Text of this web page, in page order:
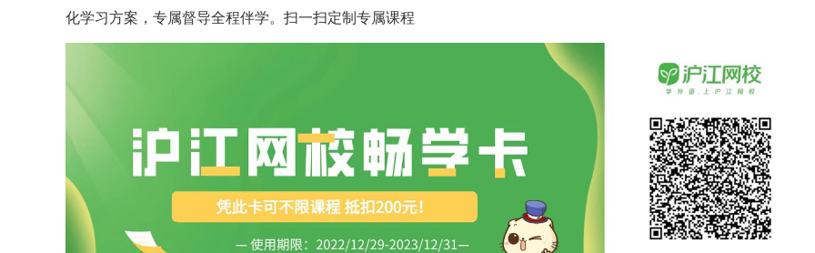
化学习方案，专属督导全程伴学。扫一扫定制专属课程